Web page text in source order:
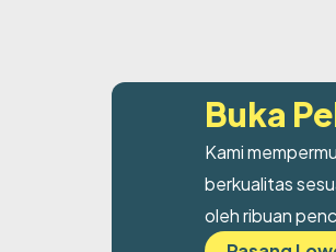
Buka
Kami
berkualitas
oleh ribuan